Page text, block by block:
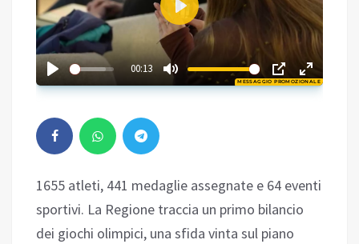
MESSAGGIO PROMOZIONALE
00:13
Play
02:35
1655 atleti, 441 medaglie assegnate e 64 eventi
sportivi. La Regione traccia un primo bilancio
dei giochi olimpici, una sfida vinta sul piano